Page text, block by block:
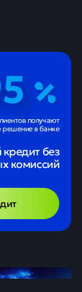
получают
решение в банке
без
комиссий